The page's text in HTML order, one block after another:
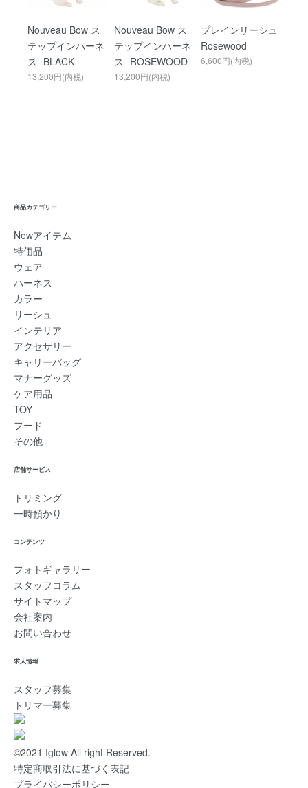
Nouveau Bow ス
テップインハーネ
ス -BLACK
13,200円(内税)
Nouveau Bow ス
テップインハーネ
ス -ROSEWOOD
13,200円(内税)
プレインリーシュ
Rosewood
6,600円(内税)
商品カテゴリー
Newアイテム
特価品
ウェア
ハーネス
カラー
リーシュ
インテリア
アクセサリー
キャリーバッグ
マナーグッズ
ケア用品
TOY
フード
その他
店舗サービス
トリミング
一時預かり
コンテンツ
フォトギャラリー
スタッフコラム
サイトマップ
会社案内
お問い合わせ
求人情報
スタッフ募集
トリマー募集
©2021 Iglow All right Reserved.
特定商取引法に基づく表記
プライバシーポリシー